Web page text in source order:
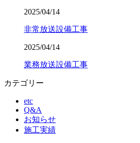
2025/04/14
非常放送設備工事
2025/04/14
業務放送設備工事
カテゴリー
etc
Q&A
お知らせ
施工実績